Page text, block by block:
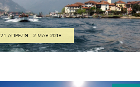
21 АПРЕЛЯ - 2 МАЯ 2018